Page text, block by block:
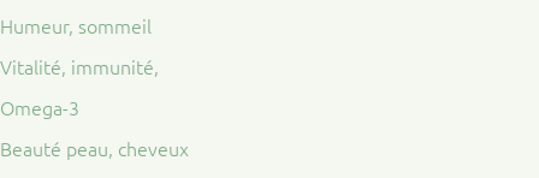
Humeur, sommeil
Vitalité, immunité,
Omega-3
Beauté peau, cheveux